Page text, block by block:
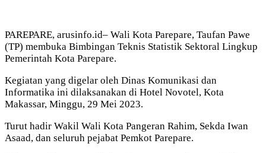
PAREPARE, arusinfo.id– Wali Kota Parepare, Taufan Pawe
(TP) membuka Bimbingan Teknis Statistik Sektoral Lingkup
Pemerintah Kota Parepare.
Kegiatan yang digelar oleh Dinas Komunikasi dan
Informatika ini dilaksanakan di Hotel Novotel, Kota
Makassar, Minggu, 29 Mei 2023.
Turut hadir Wakil Wali Kota Pangeran Rahim, Sekda Iwan
Asaad, dan seluruh pejabat Pemkot Parepare.